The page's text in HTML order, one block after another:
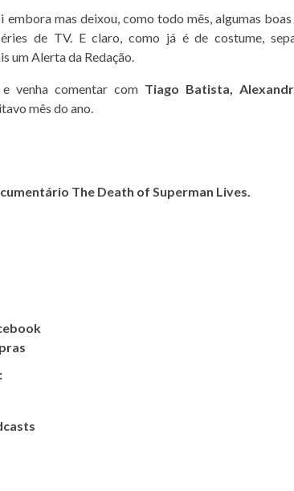
embora mas deixou, como todo mês, algumas
de TV. E claro, como já é de costume,
um Alerta da Redação.
venha comentar com Tiago Batista,
mês do ano.
The Death of Superman Lives.